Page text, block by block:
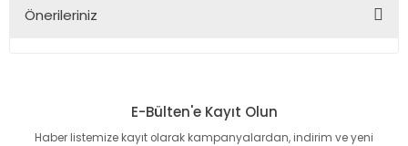
Önerileriniz
Görüş ve önerileriniz için teşekkür ederiz.
E-Bülten'e Kayıt Olun
Haber listemize kayıt olarak kampanyalardan, indirim ve yeni